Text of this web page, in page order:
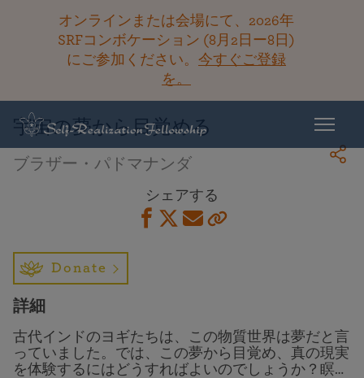
オンラインまたは会場にて、2026年
SRFコンボケーション (8月2日ー8日)
にご参加ください。 今すぐご登録
を。
ライブラリーに戻る
宇宙の夢から目覚める
ブラザー・パドマナンダ
シェアする
Donate
詳細
古代インドのヨギたちは、この物質世界は夢だと言
っていました。では、この夢から目覚め、真の現実
を体験するにはどうすればよいのでしょうか？瞑想